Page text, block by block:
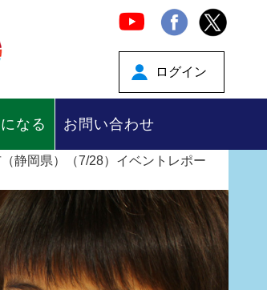
ログイン
なる お問い合わせ
静岡県）（7/28）イベントレポー